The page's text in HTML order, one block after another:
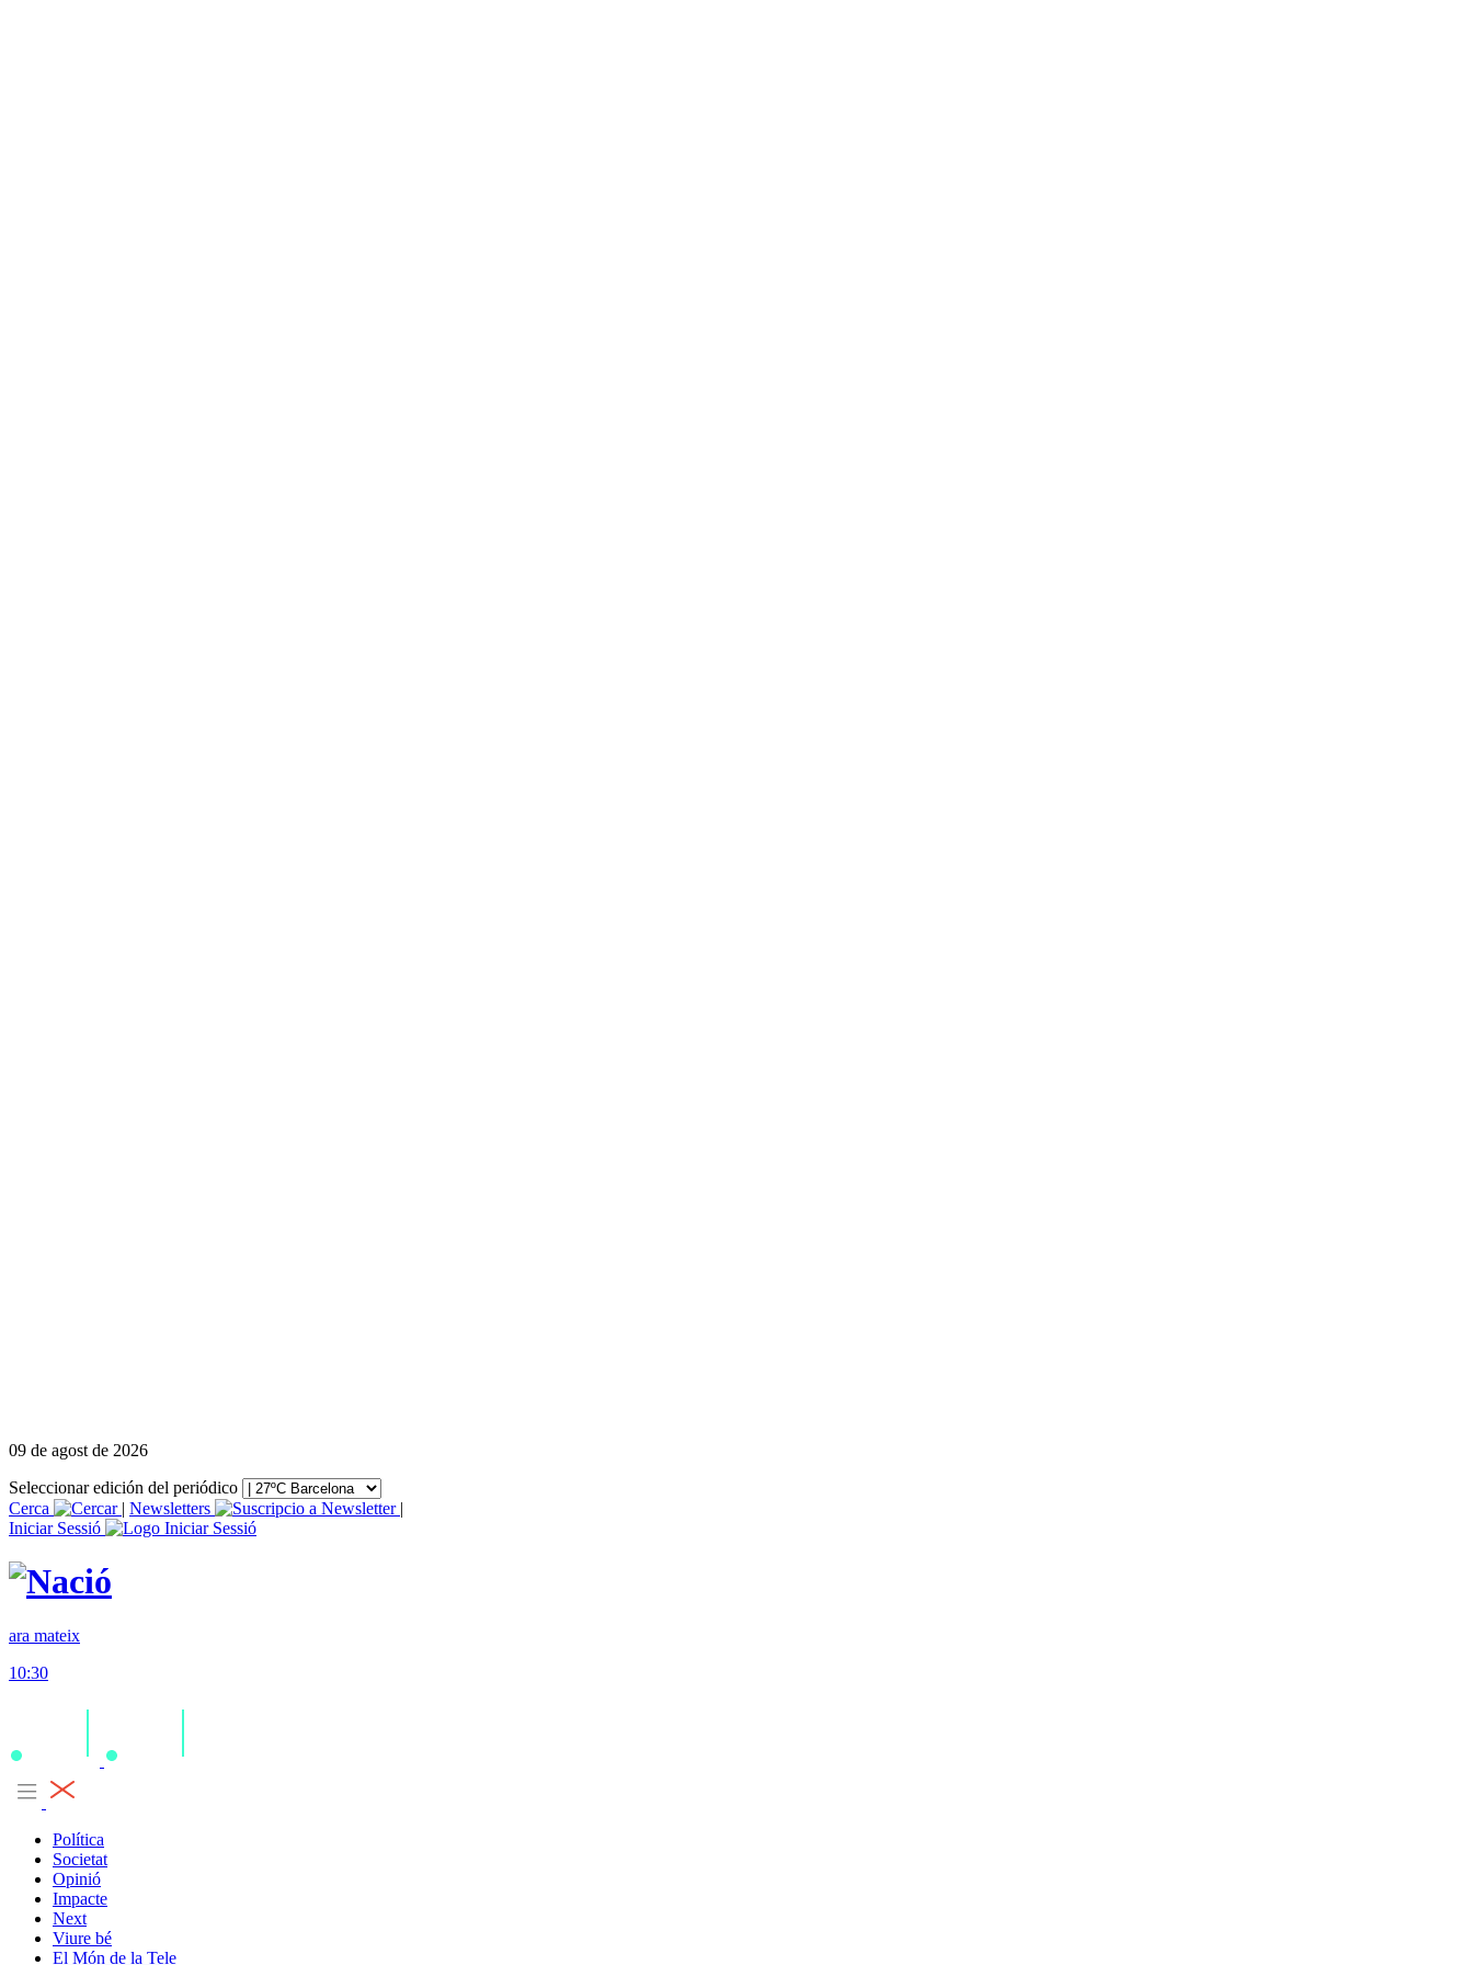
09 de agost de 2026
Seleccionar edición del periódico
Cerca
| Newsletters
|
Iniciar Sessió
ara mateix
10:30
Política
Societat
Opinió
Impacte
Next
Viure bé
El Món de la Tele